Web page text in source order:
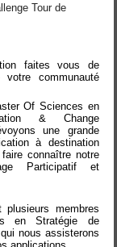
Tour de
faites vous de
communauté
Of Sciences en
& Change
une grande
à destination
connaître notre
Participatif et
plusieurs membres
en Stratégie de
nous assisterons